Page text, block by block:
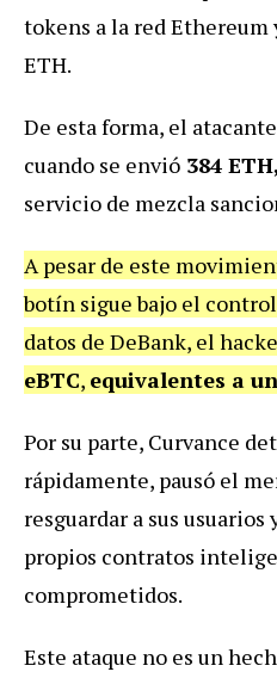
tokens a la red
ETH.
De esta forma, el
cuando se envió 384
servicio de mezcla
A pesar de este
botín sigue bajo el
datos de DeBank, el
eBTC, equivalentes a
Por su parte, Curvance
rápidamente, pausó el
resguardar a sus usuarios
propios contratos
comprometidos.
Este ataque no es un